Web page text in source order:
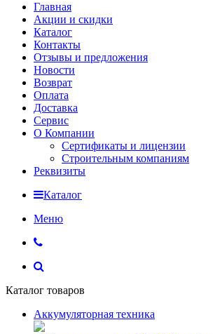
Главная
Акции и скидки
Каталог
Контакты
Отзывы и предложения
Новости
Возврат
Оплата
Доставка
Сервис
О Компании
Сертификаты и лицензии
Строительным компаниям
Реквизиты
Каталог
Меню
Каталог товаров
Аккумуляторная техника